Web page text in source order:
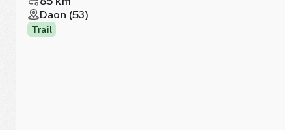
Daon (53)
Trail